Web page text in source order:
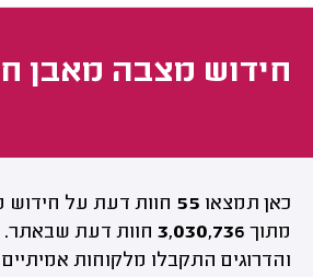
חידוש מצבה מאבן
כאן תמצאו 55 חוות דעת על חידוש
מתוך 3,030,736 חוות דעת
והדרוגים התקבלו מלקוחות